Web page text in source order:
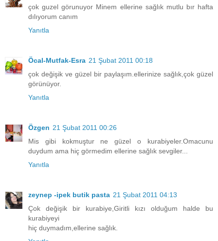
çok guzel görunuyor Minem ellerine sağlık mutlu bır hafta
dılıyorum canım
Yanıtla
Öcal-Mutfak-Esra 21 Şubat 2011 00:18
çok değişik ve güzel bir paylaşım.ellerinize sağlık,çok güzel
görünüyor.
Yanıtla
Özgen 21 Şubat 2011 00:26
Mis gibi kokmuştur ne güzel o kurabiyeler.Omacunu
duydum ama hiç görmedim ellerine sağlık sevgiler...
Yanıtla
zeynep -ipek butik pasta 21 Şubat 2011 04:13
Çok değişik bir kurabiye,Giritli kızı olduğum halde bu
kurabiyeyi
hiç duymadım,ellerine sağlık.